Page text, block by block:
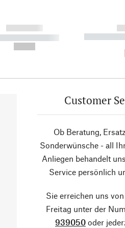
------------
-----------
-----------
Customer
Ob Beratung,
Sonderwünsche - all
Anliegen behandelt
Service persönlich
Sie erreichen uns
Freitag unter der
939050 oder